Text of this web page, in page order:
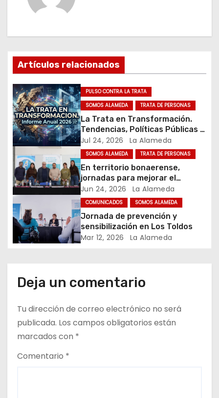
i
ó
n
d
e
e
n
t
r
d
s
Artículos relacionados
PULSO CONTRA LA TRATA
SOMOS ALAMEDA
TRATA DE PERSONAS
La Trata en Transformación.
Tendencias, Políticas Públicas y
Nuevos Desafíos. Argentina y el
Mundo – Julio 2026
Jul 24, 2026 La Alameda
SOMOS ALAMEDA TRATA DE PERSONAS
En territorio bonaerense,
jornadas para mejorar el
cuidado en comunidad
Jun 24, 2026 La Alameda
COMUNICADOS SOMOS ALAMEDA
Jornada de prevención y
sensibilización en Los Toldos
Mar 12, 2026 La Alameda
Deja un comentario
Tu dirección de correo electrónico no será
publicada. Los campos obligatorios están
marcados con *
Comentario *